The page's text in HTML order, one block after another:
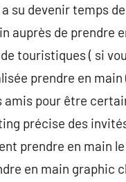
su devenir temps
auprès de prendre
touristiques ( si
prendre en main
amis pour être
précise des
prendre en main
en main graphic